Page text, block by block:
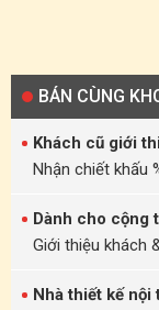
BÁN CÙNG
Khách cũ giới
Nhận chiết khấu
Dành cho cộng
Giới thiệu khách
Nhà thiết kế